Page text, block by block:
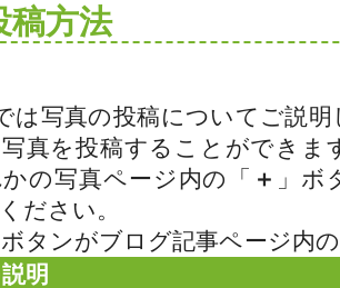
稿方法
は写真の投稿についてご説
真を投稿することができま
の写真ページ内の「 ＋ 」ボ
ださい。
タンがブログ記事ページ内
明